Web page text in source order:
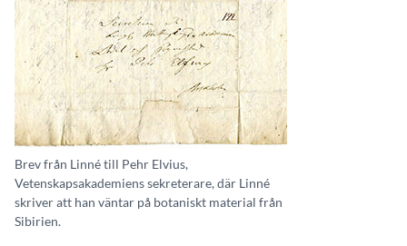
Brev från Linné till Pehr Elvius,
Vetenskapsakademiens sekreterare, där Linné
skriver att han väntar på botaniskt material från
Sibirien.